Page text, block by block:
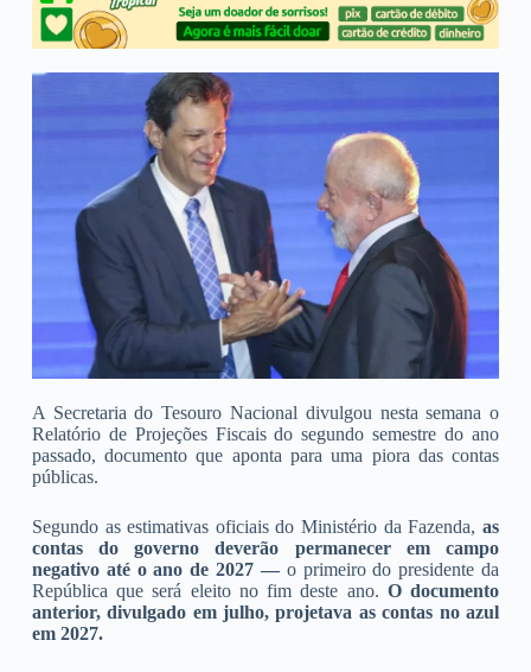
A Secretaria do Tesouro Nacional divulgou nesta semana o
Relatório de Projeções Fiscais do segundo semestre do ano
passado, documento que aponta para uma piora das contas
públicas.
Segundo as estimativas oficiais do Ministério da Fazenda,as
contas do governo deverão permanecer em campo
negativo até o ano de 2027 — o primeiro do presidente da
República que será eleito no fim deste ano. O documento
anterior, divulgado em julho, projetava as contas no azul
em 2027.